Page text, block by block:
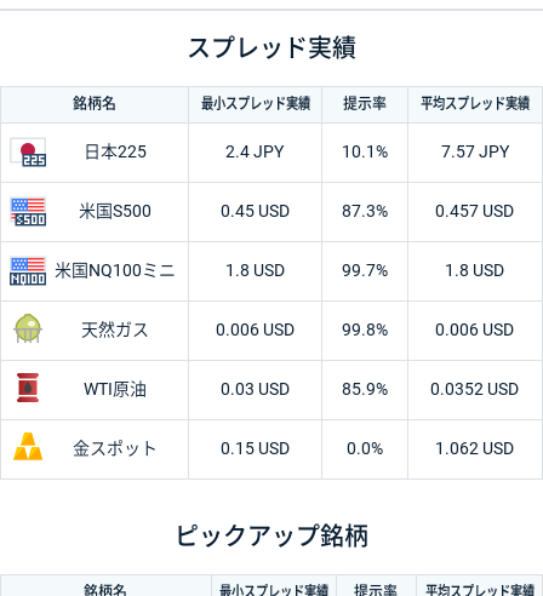
スプレッド実績
銘柄名 最小スプレッド実績 提示率 平均スプレッド実績
日本225 2.4 JPY 10.1% 7.57 JPY
米国S500 0.45 USD 87.3% 0.457 USD
米国NQ100ミニ 1.8 USD 99.7% 1.8 USD
天然ガス 0.006 USD 99.8% 0.006 USD
WTI原油 0.03 USD 85.9% 0.0352 USD
金スポット 0.15 USD 0.0% 1.062 USD
ピックアップ銘柄
銘柄名 提示率